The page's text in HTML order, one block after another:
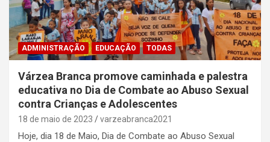
ADMINISTRAÇÃO EDUCAÇÃO TODAS
Várzea Branca promove caminhada e palestra
educativa no Dia de Combate ao Abuso Sexual
contra Crianças e Adolescentes
18 de maio de 2023 varzeabranca2021
Hoje, dia 18 de Maio, Dia de Combate ao Abuso Sexual